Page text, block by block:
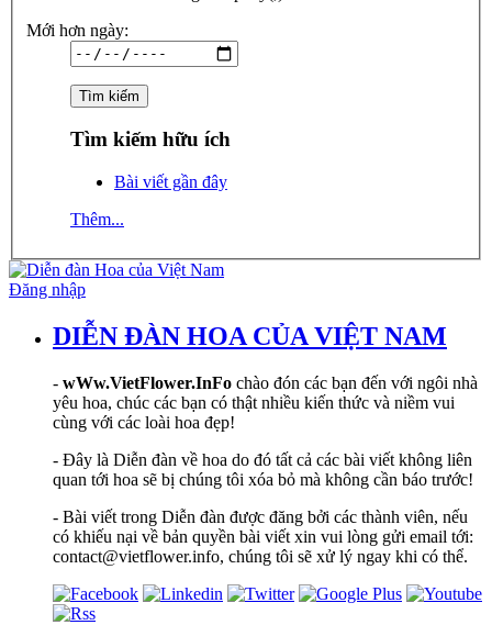
Mới hơn ngày:
Tìm kiếm hữu ích
Bài viết gần đây
Thêm...
Đăng nhập
DIỄN ĐÀN HOA CỦA VIỆT NAM
- wWw.VietFlower.InFo chào đón các bạn đến với ngôi nhà
yêu hoa, chúc các bạn có thật nhiều kiến thức và niềm vui
cùng với các loài hoa đẹp!
- Đây là Diễn đàn về hoa do đó tất cả các bài viết không liên
quan tới hoa sẽ bị chúng tôi xóa bỏ mà không cần báo trước!
- Bài viết trong Diễn đàn được đăng bởi các thành viên, nếu
có khiếu nại về bản quyền bài viết xin vui lòng gửi email tới:
contact@vietflower.info, chúng tôi sẽ xử lý ngay khi có thể.